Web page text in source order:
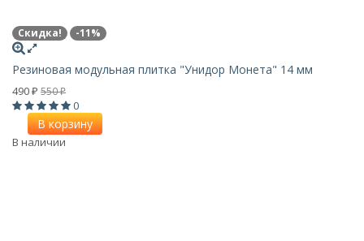
Скидка! -11%
Резиновая модульная плитка "Унидор Монета" 14 мм
490 ₽ 550₽
0
В корзину
В наличии